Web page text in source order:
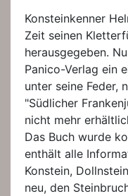
Konsteinkenner
Zeit seinen
herausgegeben.
Panico-Verlag ein
unter seine Feder,
"Südlicher
nicht mehr
Das Buch wurde
enthält alle
Konstein,
neu, den